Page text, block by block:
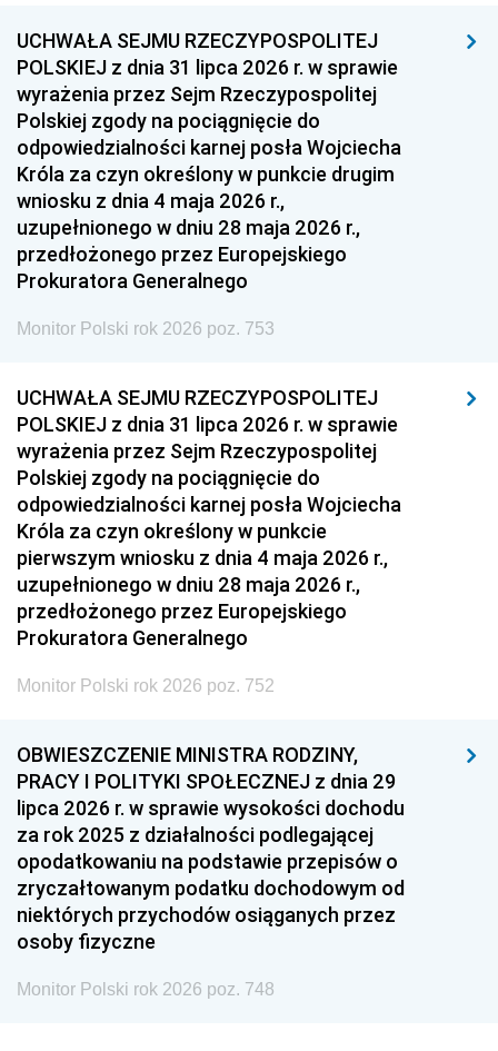
UCHWAŁA SEJMU RZECZYPOSPOLITEJ
POLSKIEJ z dnia 31 lipca 2026 r. w sprawie
wyrażenia przez Sejm Rzeczypospolitej
Polskiej zgody na pociągnięcie do
odpowiedzialności karnej posła Wojciecha
Króla za czyn określony w punkcie drugim
wniosku z dnia 4 maja 2026 r.,
uzupełnionego w dniu 28 maja 2026 r.,
przedłożonego przez Europejskiego
Prokuratora Generalnego
Monitor Polski rok 2026 poz. 753
UCHWAŁA SEJMU RZECZYPOSPOLITEJ
POLSKIEJ z dnia 31 lipca 2026 r. w sprawie
wyrażenia przez Sejm Rzeczypospolitej
Polskiej zgody na pociągnięcie do
odpowiedzialności karnej posła Wojciecha
Króla za czyn określony w punkcie
pierwszym wniosku z dnia 4 maja 2026 r.,
uzupełnionego w dniu 28 maja 2026 r.,
przedłożonego przez Europejskiego
Prokuratora Generalnego
Monitor Polski rok 2026 poz. 752
OBWIESZCZENIE MINISTRA RODZINY,
PRACY I POLITYKI SPOŁECZNEJ z dnia 29
lipca 2026 r. w sprawie wysokości dochodu
za rok 2025 z działalności podlegającej
opodatkowaniu na podstawie przepisów o
zryczałtowanym podatku dochodowym od
niektórych przychodów osiąganych przez
osoby fizyczne
Monitor Polski rok 2026 poz. 748